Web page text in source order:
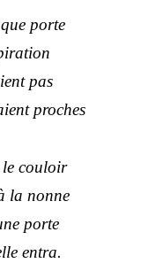
porte
pas
proches
couloir
la nonne
porte
entra.